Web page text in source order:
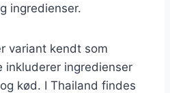
ingredienser.
variant kendt som
inkluderer ingredienser
kød. I Thailand findes